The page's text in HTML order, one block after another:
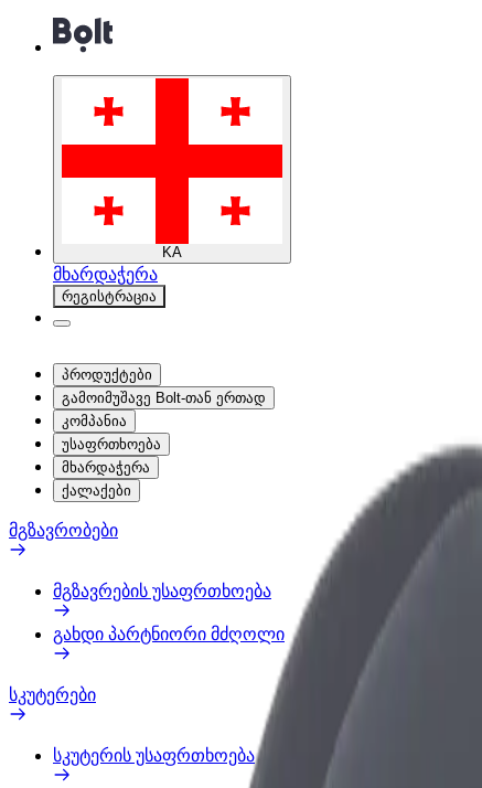
KA
მხარდაჭერა
რეგისტრაცია
პროდუქტები
გამოიმუშავე Bolt-თან ერთად
კომპანია
უსაფრთხოება
მხარდაჭერა
ქალაქები
მგზავრობები
მგზავრების უსაფრთხოება
გახდი პარტნიორი მძღოლი
სკუტერები
სკუტერის უსაფრთხოება